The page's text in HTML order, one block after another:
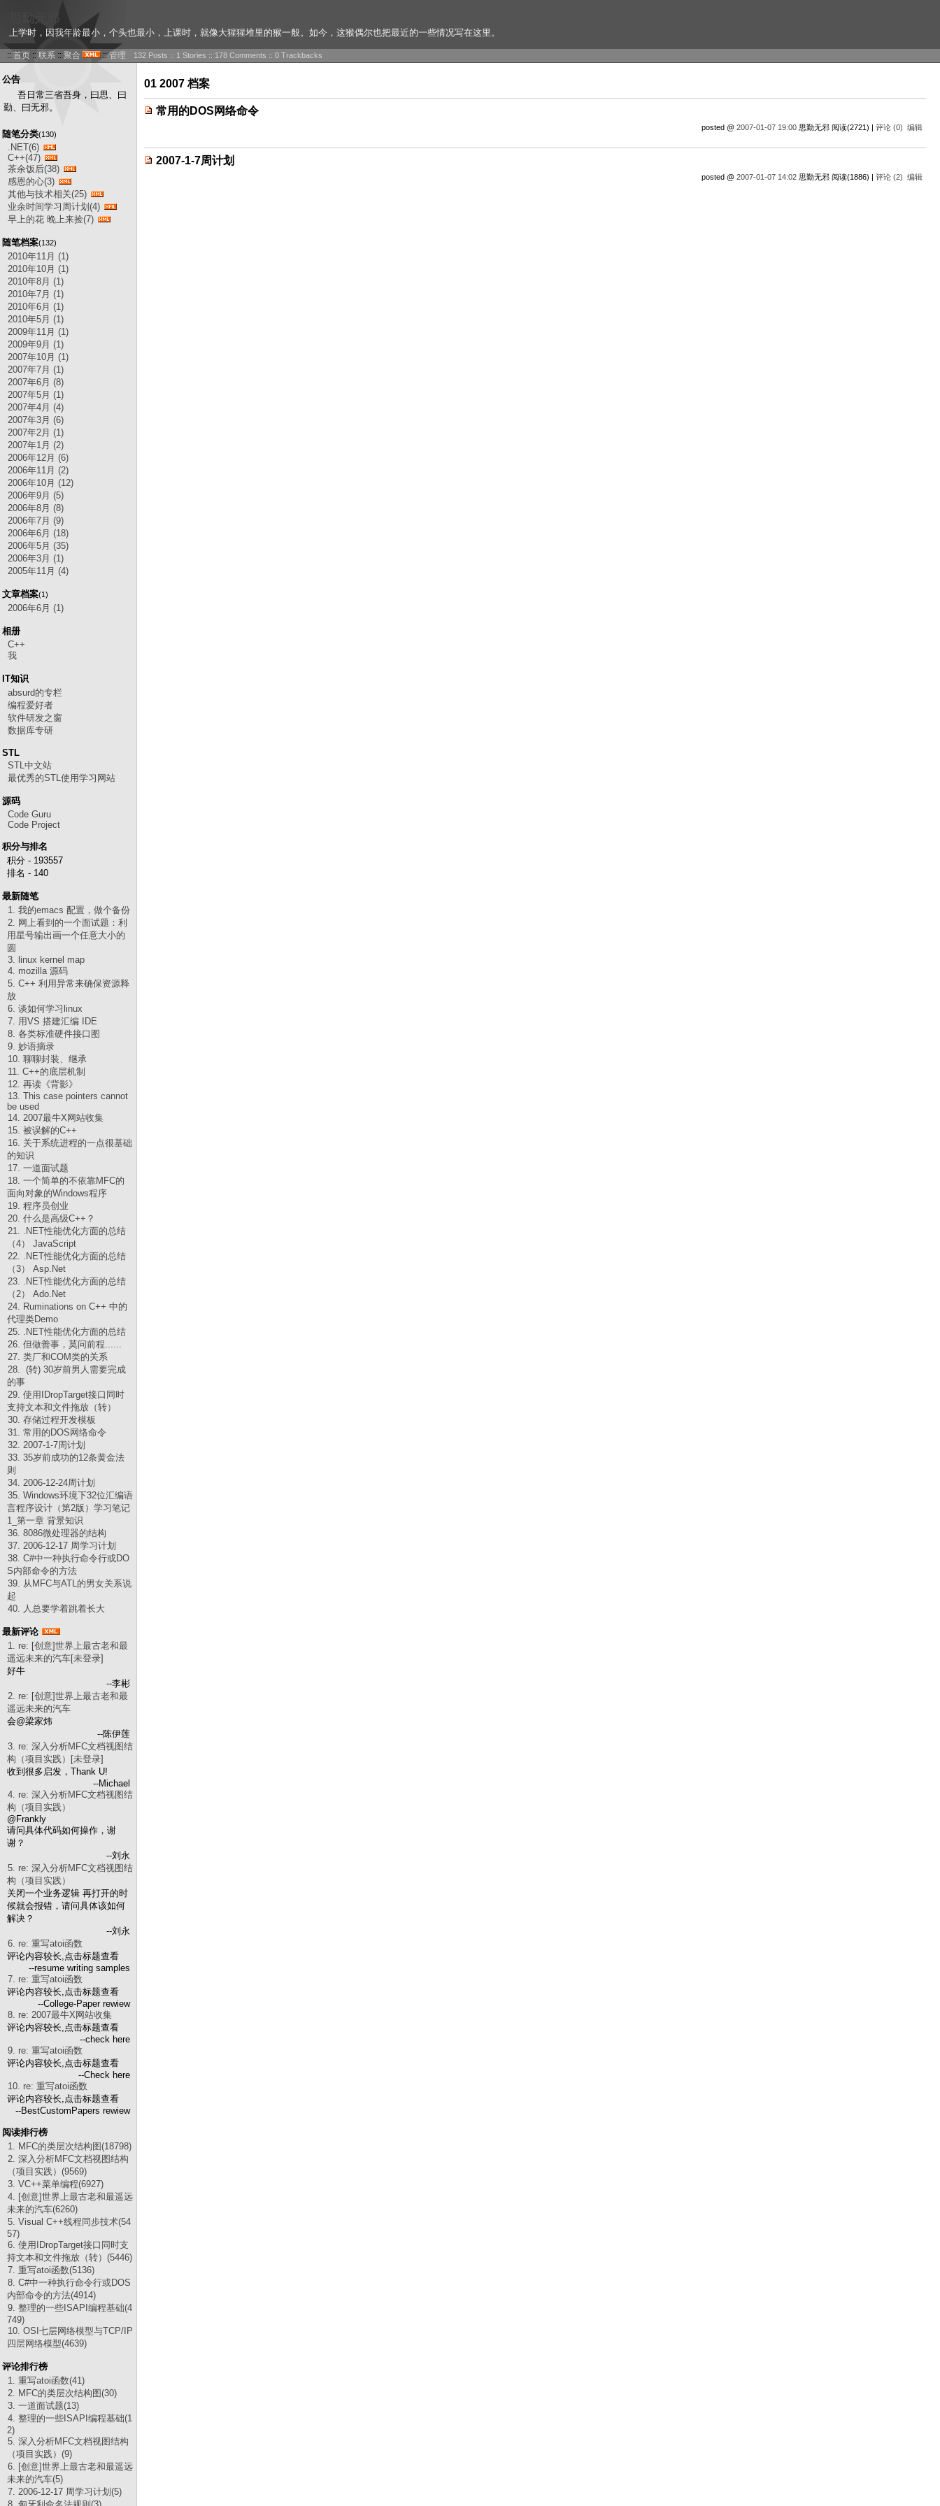
思勤无邪
上学时，因我年龄最小，个头也最小，上课时，就像大猩猩堆里的猴一般。如今，这猴偶尔也把最近的一些情况写在这里。
:: 首页 :: 联系 :: 聚合 ::管理 132 Posts :: 1 Stories :: 178 Comments :: 0 Trackbacks
公告
吾日常三省吾身，曰思、曰
勤、曰无邪。
随笔分类(130)
.NET(6)
C++(47)
茶余饭后(38)
感恩的心(3)
其他与技术相关(25)
业余时间学习周计划(4)
早上的花 晚上来捡(7)
随笔档案(132)
2010年11月 (1)
2010年10月 (1)
2010年8月 (1)
2010年7月 (1)
2010年6月 (1)
2010年5月 (1)
2009年11月 (1)
2009年9月 (1)
2007年10月 (1)
2007年7月 (1)
2007年6月 (8)
2007年5月 (1)
2007年4月 (4)
2007年3月 (6)
2007年2月 (1)
2007年1月 (2)
2006年12月 (6)
2006年11月 (2)
2006年10月 (12)
2006年9月 (5)
2006年8月 (8)
2006年7月 (9)
2006年6月 (18)
2006年5月 (35)
2006年3月 (1)
2005年11月 (4)
文章档案(1)
2006年6月 (1)
相册
C++
我
IT知识
absurd的专栏
编程爱好者
软件研发之窗
数据库专研
STL
STL中文站
最优秀的STL使用学习网站
源码
Code Guru
Code Project
积分与排名
积分 - 193557
排名 - 140
最新随笔
1. 我的emacs 配置，做个备份
2. 网上看到的一个面试题：利
用星号输出画一个任意大小的
圆
3. linux kernel map
4. mozilla 源码
5. C++ 利用异常来确保资源释
放
6. 谈如何学习linux
7. 用VS 搭建汇编 IDE
8. 各类标准硬件接口图
9. 妙语摘录
10. 聊聊封装、继承
11. C++的底层机制
12. 再读《背影》
13. This case pointers cannot
be used
14. 2007最牛X网站收集
15. 被误解的C++
16. 关于系统进程的一点很基础
的知识
17. 一道面试题
18. 一个简单的不依靠MFC的
面向对象的Windows程序
19. 程序员创业
20. 什么是高级C++？
21. .NET性能优化方面的总结
（4） JavaScript
22. .NET性能优化方面的总结
（3） Asp.Net
23. .NET性能优化方面的总结
（2） Ado.Net
24. Ruminations on C++ 中的
代理类Demo
25. .NET性能优化方面的总结
26. 但做善事，莫问前程......
27. 类厂和COM类的关系
28. (转) 30岁前男人需要完成
的事
29. 使用IDropTarget接口同时
支持文本和文件拖放（转）
30. 存储过程开发模板
31. 常用的DOS网络命令
32. 2007-1-7周计划
33. 35岁前成功的12条黄金法
则
34. 2006-12-24周计划
35. Windows环境下32位汇编语
言程序设计（第2版）学习笔记
1_第一章 背景知识
36. 8086微处理器的结构
37. 2006-12-17 周学习计划
38. C#中一种执行命令行或DO
S内部命令的方法
39. 从MFC与ATL的男女关系说
起
40. 人总要学着跳着长大
最新评论
1. re: [创意]世界上最古老和最
遥远未来的汽车[未登录]
好牛
--李彬
2. re: [创意]世界上最古老和最
遥远未来的汽车
会@梁家炜
--陈伊莲
3. re: 深入分析MFC文档视图结
构（项目实践）[未登录]
收到很多启发，Thank U!
--Michael
4. re: 深入分析MFC文档视图结
构（项目实践）
@Frankly
请问具体代码如何操作，谢
谢？
--刘永
5. re: 深入分析MFC文档视图结
构（项目实践）
关闭一个业务逻辑 再打开的时
候就会报错，请问具体该如何
解决？
--刘永
6. re: 重写atoi函数
评论内容较长,点击标题查看
--resume writing samples
7. re: 重写atoi函数
评论内容较长,点击标题查看
--College-Paper rewiew
8. re: 2007最牛X网站收集
评论内容较长,点击标题查看
--check here
9. re: 重写atoi函数
评论内容较长,点击标题查看
--Check here
10. re: 重写atoi函数
评论内容较长,点击标题查看
--BestCustomPapers rewiew
阅读排行榜
1. MFC的类层次结构图(18798)
2. 深入分析MFC文档视图结构
（项目实践）(9569)
3. VC++菜单编程(6927)
4. [创意]世界上最古老和最遥远
未来的汽车(6260)
5. Visual C++线程同步技术(54
57)
6. 使用IDropTarget接口同时支
持文本和文件拖放（转）(5446)
7. 重写atoi函数(5136)
8. C#中一种执行命令行或DOS
内部命令的方法(4914)
9. 整理的一些ISAPI编程基础(4
749)
10. OSI七层网络模型与TCP/IP
四层网络模型(4639)
评论排行榜
1. 重写atoi函数(41)
2. MFC的类层次结构图(30)
3. 一道面试题(13)
4. 整理的一些ISAPI编程基础(1
2)
5. 深入分析MFC文档视图结构
（项目实践）(9)
6. [创意]世界上最古老和最遥远
未来的汽车(5)
7. 2006-12-17 周学习计划(5)
01 2007 档案
常用的DOS网络命令
posted @ 2007-01-07 19:00 思勤无邪 阅读(2721) | 评论 (0) 编辑
2007-1-7周计划
posted @ 2007-01-07 14:02 思勤无邪 阅读(1886) | 评论 (2) 编辑